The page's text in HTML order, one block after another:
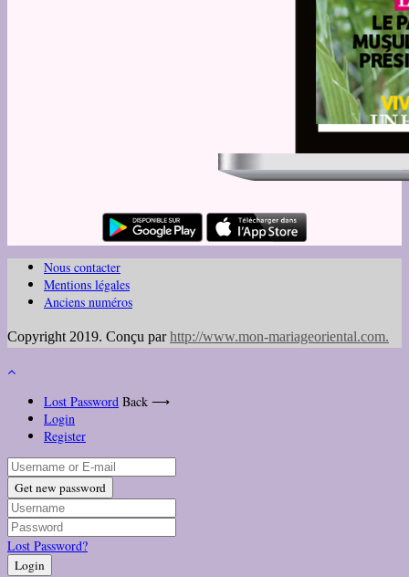
Nous contacter
Mentions légales
Anciens numéros
Copyright 2019. Conçu parhttp://www.mon-mariageoriental.com.
Lost Password Back ⟶
Login
Register
Get new password
Lost Password?
Login